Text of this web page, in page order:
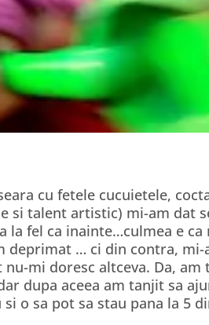
cu fetele cucuietele,
si talent artistic) mi-am dat
la fel ca inainte…culmea e
deprimat … ci din contra, mi-
nu-mi doresc altceva. Da,
dupa aceea am tanjit sa
si o sa pot sa stau pana la 5